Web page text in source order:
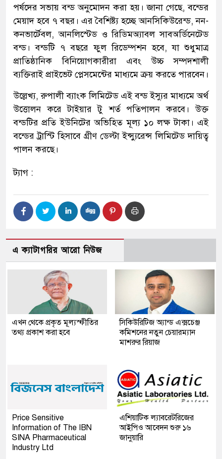
পর্ষদের সভায় বন্ড অনুমোদন করা হয়। জানা গেছে, বন্ডের
মেয়াদ হবে ৭ বছর। এর বৈশিষ্ট্য হচ্ছে আনসিকিউরেন্ড, নন-
কনভার্টেবল, আনলিস্টেড ও রিডিমঅ্যাবল সাবঅর্ডিনেটেড
বন্ড। বন্ডটি ৭ বছরে ফুল রিডেম্পশন হবে, যা শুধুমাত্র
প্রাতিষ্ঠানিক বিনিয়োগকারীরা এবং উচ্চ সম্পদশালী
ব্যক্তিরাই প্রাইভেট প্লেসমেন্টের মাধ্যমে ক্রয় করতে পারবেন।
উল্লেখ্য, রুপালী ব্যাংক লিমিটেড এই বন্ড ইস্যুর মাধ্যমে অর্থ
উত্তোলন করে টাইয়ার টু শর্ত পতিপালন করবে। উক্ত
বন্ডটির প্রতি ইউনিটের অভিহিত মূল্য ১০ লক্ষ টাকা। এই
বন্ডের ট্রাস্টি হিসাবে গ্রীণ ডেল্টা ইন্স্যুরেন্স লিমিটেড দায়িত্ব
পালন করছে।
ট্যাগ :
এ ক্যাটাগরির আরো নিউজ
এখন থেকে প্রকৃত মূল্যস্ফীতির
তথ্য প্রকাশ করা হবে
সিকিউরিটিজ অ্যান্ড এক্সচেঞ্জ
কমিশনের নতুন চেয়ারম্যান
মাশরুর রিয়াজ
Price Sensitive
Information of The IBN
SINA Pharmaceutical
Industry Ltd
এশিয়াটিক ল্যাবরেটরিজের
আইপিও আবেদন শুরু ১৬
জানুয়ারি